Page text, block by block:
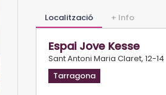
Localització + Info
Espai Jove Kesse
Sant Antoni Maria Claret, 12-14
Tarragona